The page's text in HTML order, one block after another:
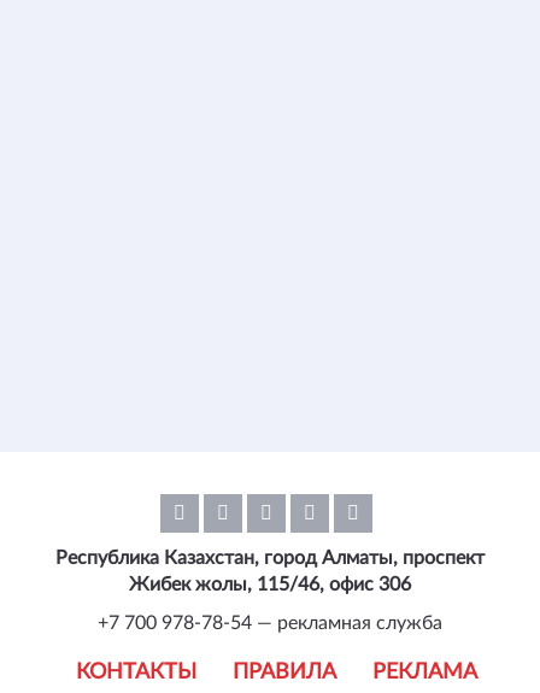
КОНТАКТЫ ПРАВИЛА РЕКЛАМА
Республика Казахстан, город Алматы, проспект
Жибек жолы, 115/46, офис 306
+7 700 978-78-54 — рекламная служба